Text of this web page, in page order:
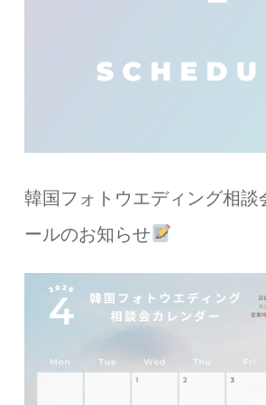
韓国フォトウエディング相談
ールのお知らせ